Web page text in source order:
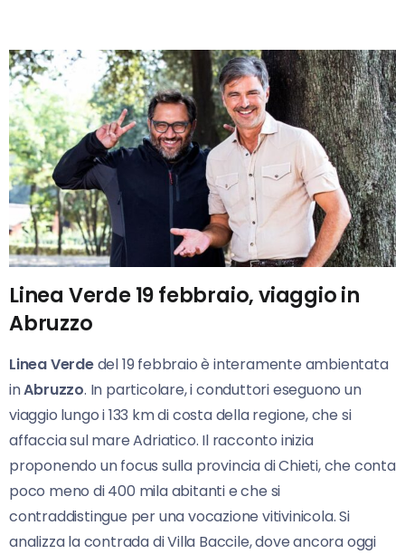
Linea Verde 19 febbraio, viaggio in
Abruzzo
Linea Verdedel 19 febbraio è interamente ambientata
inAbruzzo. In particolare, i conduttori eseguono un
viaggio lungo i 133 km di costa della regione, che si
affaccia sul mare Adriatico. Il racconto inizia
proponendo un focus sulla provincia di Chieti, che conta
poco meno di 400 mila abitanti e che si
contraddistingue per una vocazione vitivinicola. Si
analizza la contrada di Villa Baccile, dove ancora oggi